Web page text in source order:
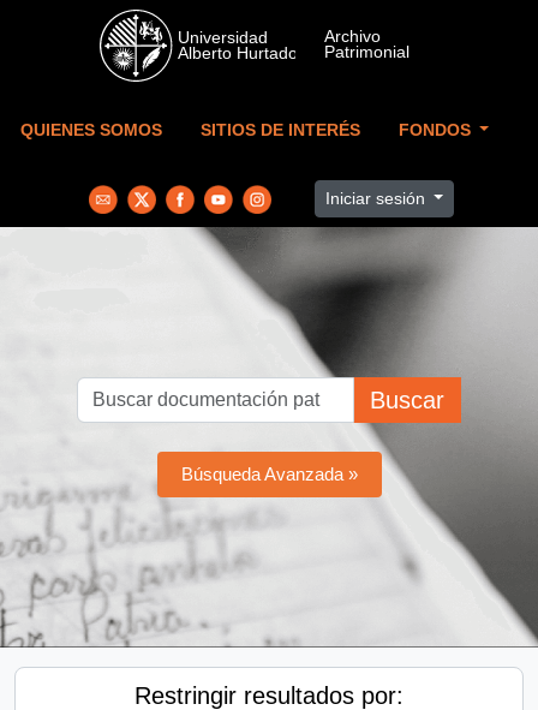
Skip to main content
QUIENES SOMOS SITIOS DE INTERÉS FONDOS
Iniciar sesión
Buscar
Búsqueda Avanzada »
Restringir resultados por: